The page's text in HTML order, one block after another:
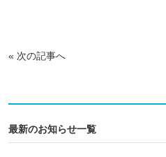
« 次の記事へ
最新のお知らせ一覧